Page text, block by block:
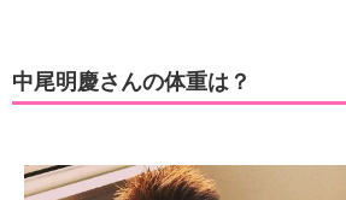
中尾明慶さんの体重は？